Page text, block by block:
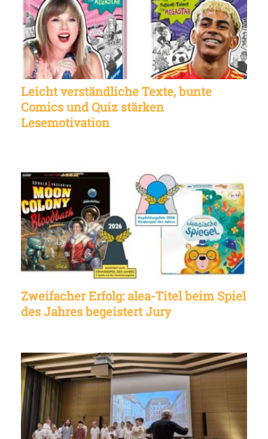
Leicht verständliche Texte, bunte
Comics und Quiz stärken
Lesemotivation
Zweifacher Erfolg: alea-Titel beim Spiel
des Jahres begeistert Jury